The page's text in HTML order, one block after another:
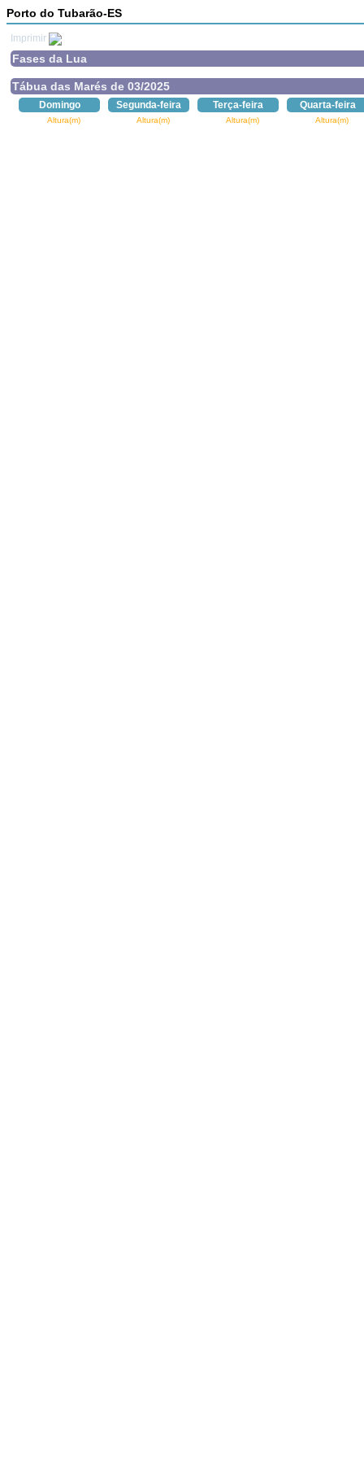
Porto do Tubarão-ES
Imprimir
Fases da Lua
Tábua das Marés de 03/2025
Domingo Segunda-feira Terça-feira Quarta-feira
Altura(m) Altura(m) Altura(m) Altura(m)